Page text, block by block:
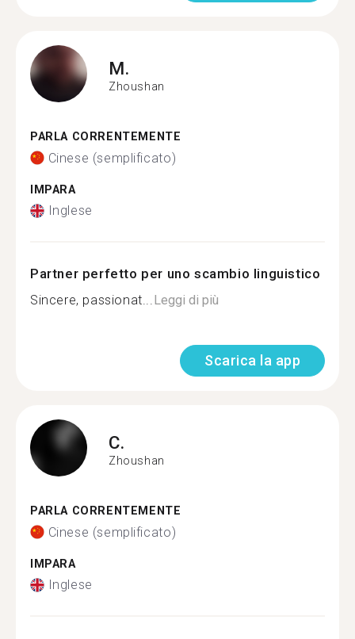
M.
Zhoushan
PARLA CORRENTEMENTE
Cinese (semplificato)
IMPARA
Inglese
Partner perfetto per uno scambio linguistico
Sincere, passionat...Leggi di più
Scarica la app
C.
Zhoushan
PARLA CORRENTEMENTE
Cinese (semplificato)
IMPARA
Inglese